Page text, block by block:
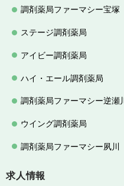
調剤薬局ファーマシー宝塚
ステージ調剤薬局
アイビー調剤薬局
ハイ・エール調剤薬局
調剤薬局ファーマシー逆瀬
ウイング調剤薬局
調剤薬局ファーマシー夙川
求人情報